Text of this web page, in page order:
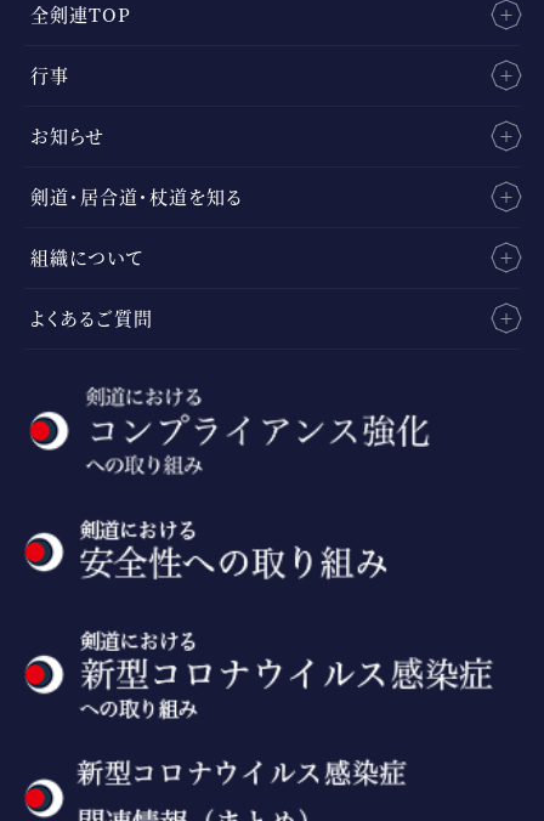
全剣連TOP
行事
お知らせ
剣道・居合道・杖道を知る
組織について
よくあるご質問